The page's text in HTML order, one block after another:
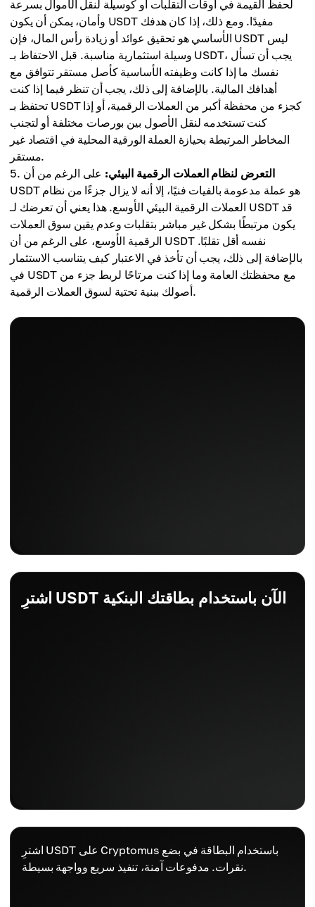
لحفظ القيمة في أوقات التقلبات أو كوسيلة لنقل الأموال بسرعة
وأمان، يمكن أن يكون USDT مفيدًا. ومع ذلك، إذا كان هدفك
الأساسي هو تحقيق عوائد أو زيادة رأس المال، فإن USDT ليس
وسيلة استثمارية مناسبة. قبل الاحتفاظ بـ USDT، يجب أن تسأل
نفسك ما إذا كانت وظيفته الأساسية كأصل مستقر تتوافق مع
أهدافك المالية. بالإضافة إلى ذلك، يجب أن تنظر فيما إذا كنت
تحتفظ بـ USDT كجزء من محفظة أكبر من العملات الرقمية، أو إذا
كنت تستخدمه لنقل الأصول بين بورصات مختلفة أو لتجنب
المخاطر المرتبطة بحيازة العملة الورقية المحلية في اقتصاد غير
مستقر.
التعرض لنظام العملات الرقمية البيئي: على الرغم من أن
USDT هو عملة مدعومة بالفيات فنيًا، إلا أنه لا يزال جزءًا من نظام
العملات الرقمية البيئي الأوسع. هذا يعني أن تعرضك لـ USDT قد
يكون مرتبطًا بشكل غير مباشر بتقلبات وعدم يقين سوق العملات
الرقمية الأوسع، على الرغم من أن USDT نفسه أقل تقلبًا.
بالإضافة إلى ذلك، يجب أن تأخذ في الاعتبار كيف يتناسب الاستثمار
في USDT مع محفظتك العامة وما إذا كنت مرتاحًا لربط جزء من
أصولك ببنية تحتية لسوق العملات الرقمية.
اشترِ USDT الآن باستخدام بطاقتك البنكية
اشترِ USDT على Cryptomus باستخدام البطاقة في بضع
نقرات. مدفوعات آمنة، تنفيذ سريع وواجهة بسيطة.